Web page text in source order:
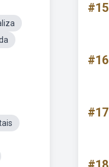
#15
#16
#17